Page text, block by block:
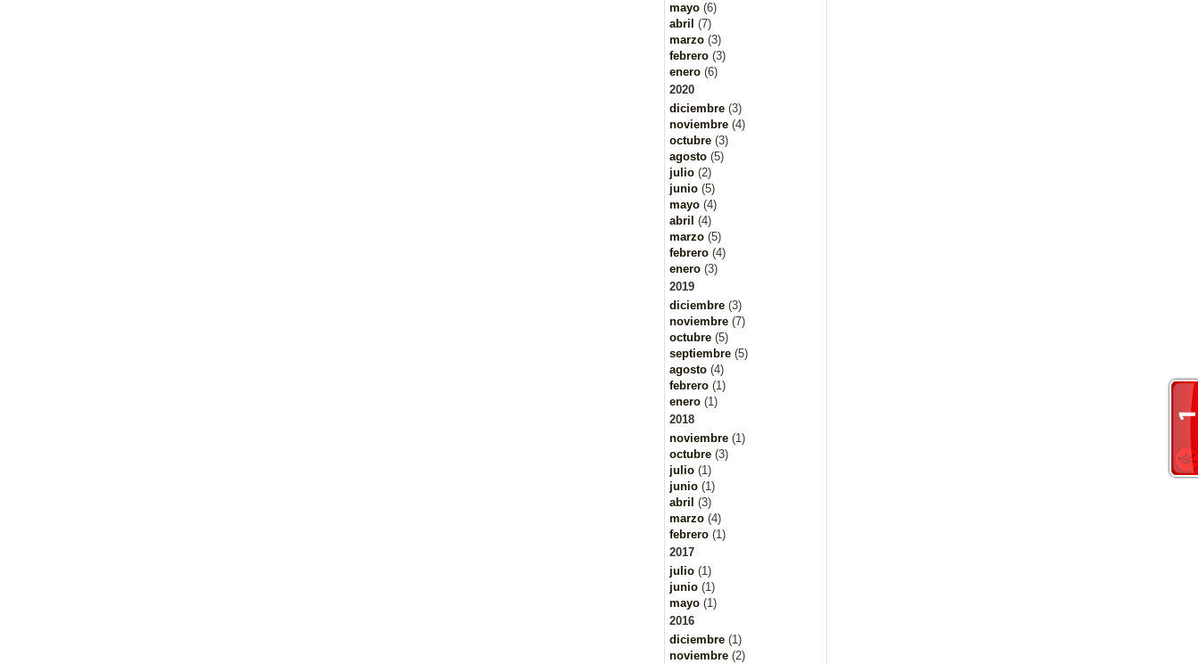
mayo (6)
abril (7)
marzo (3)
febrero (3)
enero (6)
2020
diciembre (3)
noviembre (4)
octubre (3)
agosto (5)
julio (2)
junio (5)
mayo (4)
abril (4)
marzo (5)
febrero (4)
enero (3)
2019
diciembre (3)
noviembre (7)
octubre (5)
septiembre (5)
agosto (4)
febrero (1)
enero (1)
2018
noviembre (1)
octubre (3)
julio (1)
junio (1)
abril (3)
marzo (4)
febrero (1)
2017
julio (1)
junio (1)
mayo (1)
2016
diciembre (1)
noviembre (2)